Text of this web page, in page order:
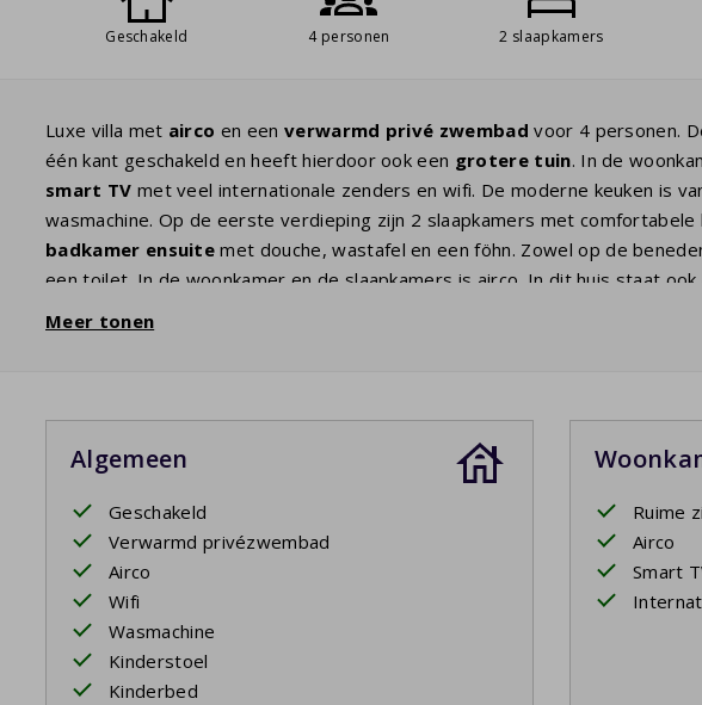
Geschakeld 4 personen 2 slaapkamers
Luxe villa met airco en een verwarmd privé zwembad voor 4 personen.
één kant geschakeld en heeft hierdoor ook een grotere tuin. In de
smart TV met veel internationale zenders en wifi. De moderne keuken is
wasmachine. Op de eerste verdieping zijn 2 slaapkamers met
badkamer ensuite met douche, wastafel en een föhn. Zowel op de
een toilet. In de woonkamer en de slaapkamers is airco. In dit huis staat
Uw verblijf is inclusief opgemaakte bedden.
Meer tonen
Algemeen
Geschakeld
Verwarmd privézwembad
Airco
Wifi
Wasmachine
Kinderstoel
Kinderbed
Ruime
Airco
Smart